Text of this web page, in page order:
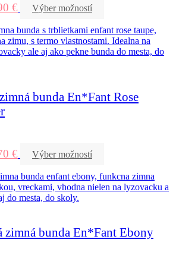
€
Výber možností
bunda En*Fant Rose
€
Výber možností
zimná bunda En*Fant Ebony